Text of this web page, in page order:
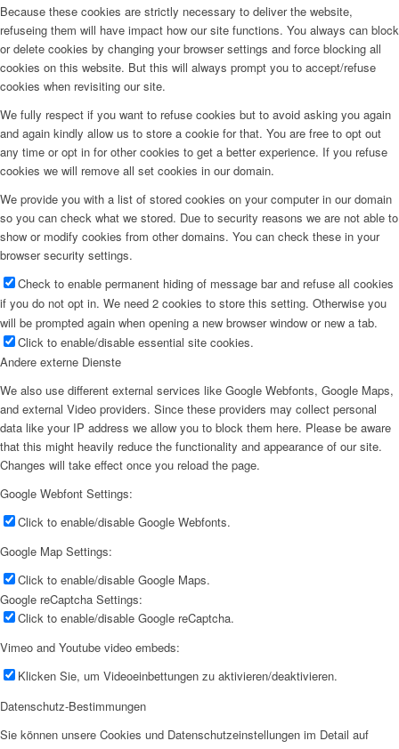
Because these cookies are strictly necessary to deliver the website,
refuseing them will have impact how our site functions. You always can block
or delete cookies by changing your browser settings and force blocking all
cookies on this website. But this will always prompt you to accept/refuse
cookies when revisiting our site.
We fully respect if you want to refuse cookies but to avoid asking you again
and again kindly allow us to store a cookie for that. You are free to opt out
any time or opt in for other cookies to get a better experience. If you refuse
cookies we will remove all set cookies in our domain.
We provide you with a list of stored cookies on your computer in our domain
so you can check what we stored. Due to security reasons we are not able to
show or modify cookies from other domains. You can check these in your
browser security settings.
Check to enable permanent hiding of message bar and refuse all cookies
if you do not opt in. We need 2 cookies to store this setting. Otherwise you
will be prompted again when opening a new browser window or new a tab.
Click to enable/disable essential site cookies.
Andere externe Dienste
We also use different external services like Google Webfonts, Google Maps,
and external Video providers. Since these providers may collect personal
data like your IP address we allow you to block them here. Please be aware
that this might heavily reduce the functionality and appearance of our site.
Changes will take effect once you reload the page.
Google Webfont Settings:
Click to enable/disable Google Webfonts.
Google Map Settings:
Click to enable/disable Google Maps.
Google reCaptcha Settings:
Click to enable/disable Google reCaptcha.
Vimeo and Youtube video embeds:
Klicken Sie, um Videoeinbettungen zu aktivieren/deaktivieren.
Datenschutz-Bestimmungen
Sie können unsere Cookies und Datenschutzeinstellungen im Detail auf